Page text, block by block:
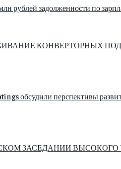
рублей задолженности по
КОНВЕРТОРНЫХ
обсудили перспективы
ЗАСЕДАНИИ ВЫСОКОГО